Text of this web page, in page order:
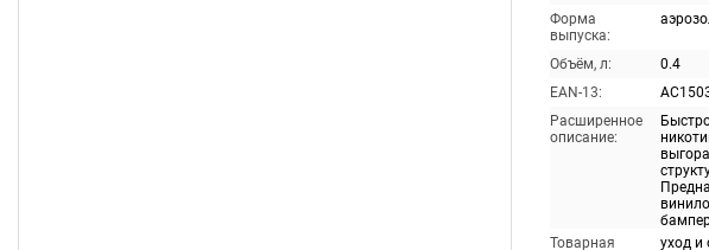
Форма
выпуска:
Объём, л:
0.4
EAN-13:
Расширенное
описание:
Товарная
уход и